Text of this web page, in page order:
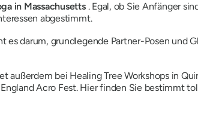
in Massachusetts . Egal, ob Sie Anfänger
abgestimmt.
es darum, grundlegende Partner-Posen und
außerdem bei Healing Tree Workshops in
Acro Fest. Hier finden Sie bestimmt